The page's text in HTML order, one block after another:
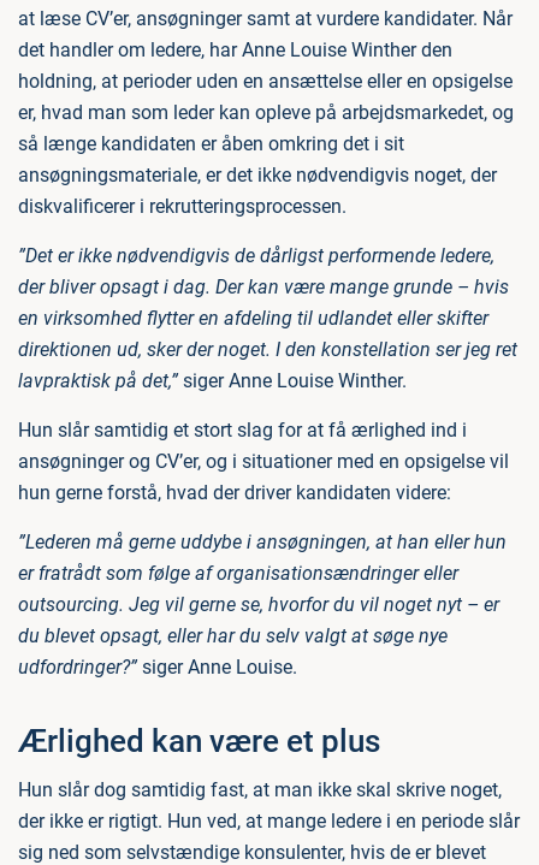
at læse CV’er, ansøgninger samt at vurdere kandidater. Når
det handler om ledere, har Anne Louise Winther den
holdning, at perioder uden en ansættelse eller en opsigelse
er, hvad man som leder kan opleve på arbejdsmarkedet, og
så længe kandidaten er åben omkring det i sit
ansøgningsmateriale, er det ikke nødvendigvis noget, der
diskvalificerer i rekrutteringsprocessen.
”Det er ikke nødvendigvis de dårligst performende ledere,
der bliver opsagt i dag. Der kan være mange grunde – hvis
en virksomhed flytter en afdeling til udlandet eller skifter
direktionen ud, sker der noget. I den konstellation ser jeg ret
lavpraktisk på det,”siger Anne Louise Winther.
Hun slår samtidig et stort slag for at få ærlighed ind i
ansøgninger og CV’er, og i situationer med en opsigelse vil
hun gerne forstå, hvad der driver kandidaten videre:
”Lederen må gerne uddybe i ansøgningen, at han eller hun
er fratrådt som følge af organisationsændringer eller
outsourcing. Jeg vil gerne se, hvorfor du vil noget nyt – er
du blevet opsagt, eller har du selv valgt at søge nye
udfordringer?”siger Anne Louise.
Ærlighed kan være et plus
Hun slår dog samtidig fast, at man ikke skal skrive noget,
der ikke er rigtigt. Hun ved, at mange ledere i en periode slår
sig ned som selvstændige konsulenter, hvis de er blevet